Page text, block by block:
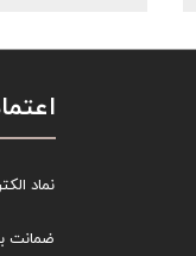
نماد
ضمانت